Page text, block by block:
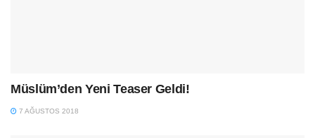
Müslüm’den Yeni Teaser Geldi!
7 AĞUSTOS 2018